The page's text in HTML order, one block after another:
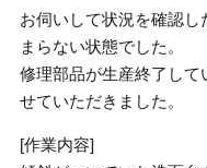
お伺いして状況を確認
まらない状態でした。
修理部品が生産終了して
せていただきました。
[作業内容]